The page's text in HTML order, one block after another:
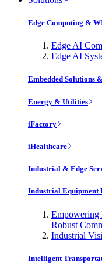
Edge Computing &
Edge AI
Edge AI
Embedded Solutions
Energy & Utilities
iFactory
iHealthcare
Industrial & Edge
Industrial Equipment
Empowering
Robust
Industrial
Intelligent